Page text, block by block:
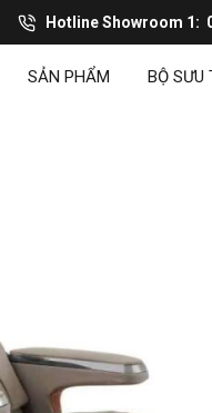
Hotline Showroom 1
SẢN PHẨM BỘ SƯU